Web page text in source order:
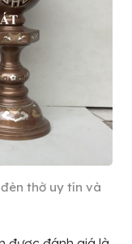
thờ uy tín và